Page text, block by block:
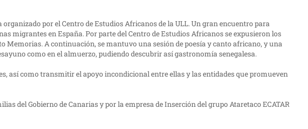
por el Centro de Estudios Africanos de la ULL. Un gran encuentro para
migrantes en España. Por parte del Centro de Estudios Africanos se expusieron los
Memorias. A continuación, se mantuvo una sesión de poesía y canto africano, y una
como en el almuerzo, pudiendo descubrir así gastronomía senegalesa.
así como transmitir el apoyo incondicional entre ellas y las entidades que promueven
del Gobierno de Canarias y por la empresa de Inserción del grupo Ataretaco ECATAR